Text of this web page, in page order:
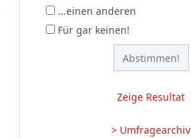
...einen anderen
Für gar keinen!
Zeige Resultat
> Umfragearchiv